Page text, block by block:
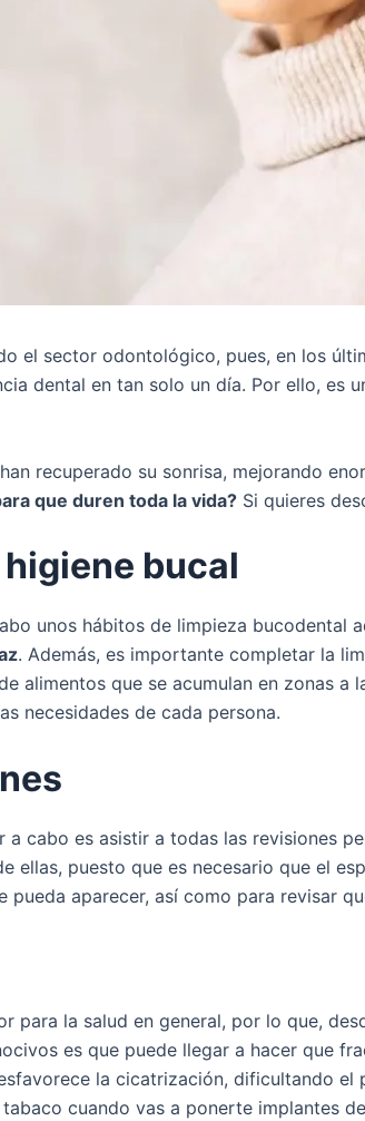
el sector odontológico, pues, en los
dental en tan solo un día. Por ello, es
recuperado su sonrisa, mejorando
que duren toda la vida? Si quieres
bucal
unos hábitos de limpieza bucodental
. Además, es importante completar la
alimentos que se acumulan en zonas a
necesidades de cada persona.
cabo es asistir a todas las revisiones
ellas, puesto que es necesario que el
aparecer, así como para revisar
para la salud en general, por lo que,
es que puede llegar a hacer que
la cicatrización, dificultando
cuando vas a ponerte implantes